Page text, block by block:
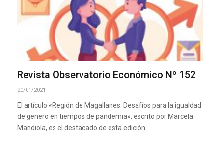
Revista Observatorio Económico Nº 152
20/01/2021
El artículo «Región de Magallanes: Desafíos para la igualdad
de género en tiempos de pandemia», escrito por Marcela
Mandiola, es el destacado de esta edición.